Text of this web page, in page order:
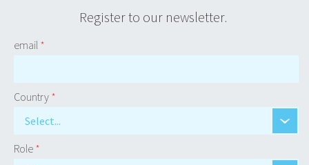
Register to our newsletter.
email *
Country *
Select...
Role *